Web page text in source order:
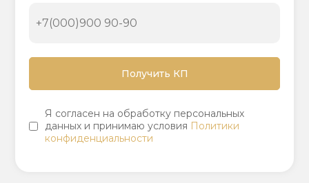
Я согласен на обработку персональных
данных и принимаю условия Политики
конфиденциальности